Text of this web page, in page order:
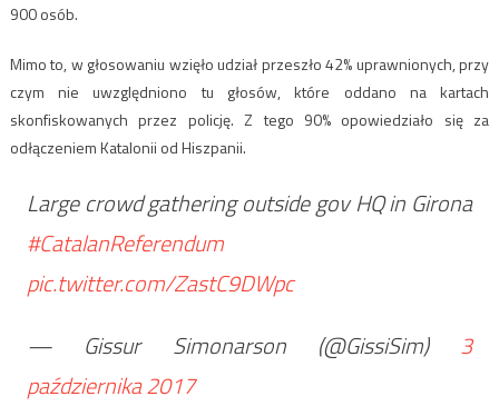
900 osób.
Mimo to, w głosowaniu wzięło udział przeszło 42% uprawnionych, przy
czym nie uwzględniono tu głosów, które oddano na kartach
skonfiskowanych przez policję. Z tego 90% opowiedziało się za
odłączeniem Katalonii od Hiszpanii.
Large crowd gathering outside gov HQ in Girona
#CatalanReferendum
pic.twitter.com/ZastC9DWpc
— Gissur Simonarson (@GissiSim) 3
października 2017